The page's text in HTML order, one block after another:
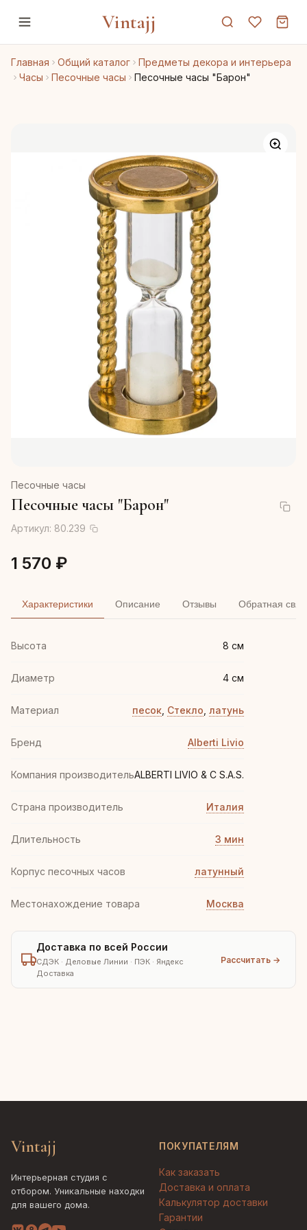
Vintajj
Главная Общий каталог
Предметы декора и интерьера
Часы
Песочные часы Песочные часы "Барон"
Песочные часы
Песочные часы "Барон"
Артикул: 80.239
1 570 ₽
Характеристики Описание Отзывы Обратная
Высота 8 см
Диаметр 4 см
Материал песок Стекло латунь
Бренд Alberti Livio
Компания производительALBERTI LIVIO & C S.A.S.
Страна производитель Италия
Длительность 3 мин
Корпус песочных часов латунный
Местонахождение товара Москва
Доставка по всей России
СДЭК · Деловые Линии · ПЭК · Яндекс
Доставка
Рассчитать →
Vintajj
Интерьерная студия с
отбором. Уникальные находки
для вашего дома.
ПОКУПАТЕЛЯМ
Как заказать
Доставка и оплата
Калькулятор доставки
Гарантии